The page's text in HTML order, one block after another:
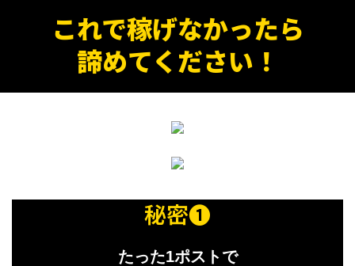
これで稼げなかったら
諦めてください！
秘密❶
たった1ポストで